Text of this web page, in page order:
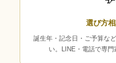
選び方
誕生年・記念日・ご予算な
い。LINE・電話で専門